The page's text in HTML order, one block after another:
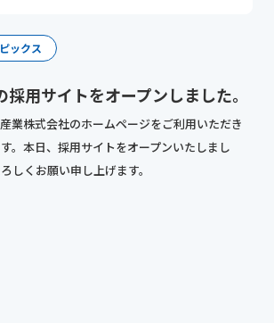
ックス
用サイトをオープンしました。
業株式会社のホームページをご利用いただき
。本日、採用サイトをオープンいたしまし
しくお願い申し上げます。